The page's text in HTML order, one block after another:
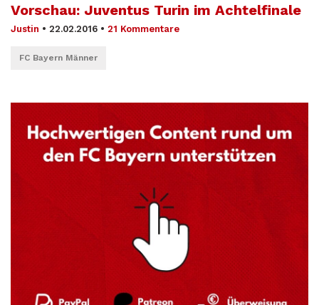
Vorschau: Juventus Turin im Achtelfinale
Justin • 22.02.2016 • 21 Kommentare
FC Bayern Männer